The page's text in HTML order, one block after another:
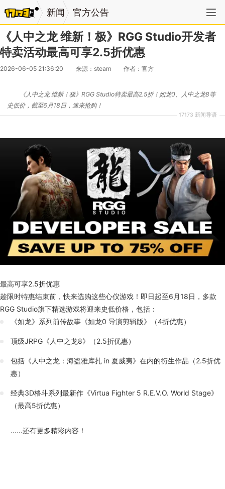
新闻 官方公告
《人中之龙 维新！极》RGG Studio开发者
特卖活动最高可享2.5折优惠
2026-06-05 21:36:20 来源：steam 作者：官方
17173 新闻导语
《人中之龙 维新！极》RGG Studio特卖最高2.5折！如龙0、人中之龙8等
史低价，截至6月18日，速来抢购！
最高可享2.5折优惠
趁限时特惠结束前，快来选购这些心仪游戏！即日起至6月18日，多款
RGG Studio旗下精选游戏将迎来史低价格，包括：
《如龙》系列前传故事《如龙0 导演剪辑版》（4折优惠）
顶级JRPG《人中之龙8》（2.5折优惠）
包括《人中之龙：海盗雅库扎 in 夏威夷》在内的衍生作品（2.5折优
惠）
经典3D格斗系列最新作《Virtua Fighter 5 R.E.V.O. World Stage》
（最高5折优惠）
……还有更多精彩内容！